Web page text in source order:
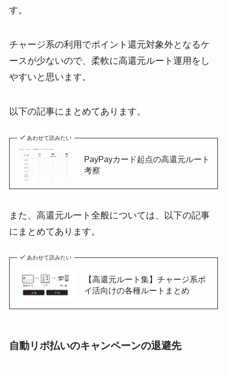
す。
チャージ系の利用でポイント還元対象外となるケ
ースが少ないので、柔軟に高還元ルート運用をし
やすいと思います。
以下の記事にまとめてあります。
あわせて読みたい
PayPayカード起点の高還元ルート
考察
また、高還元ルート全般については、以下の記事
にまとめてあります。
あわせて読みたい
【高還元ルート集】チャージ系ポ
イ活向けの各種ルートまとめ
自動リボ払いのキャンペーンの退避先